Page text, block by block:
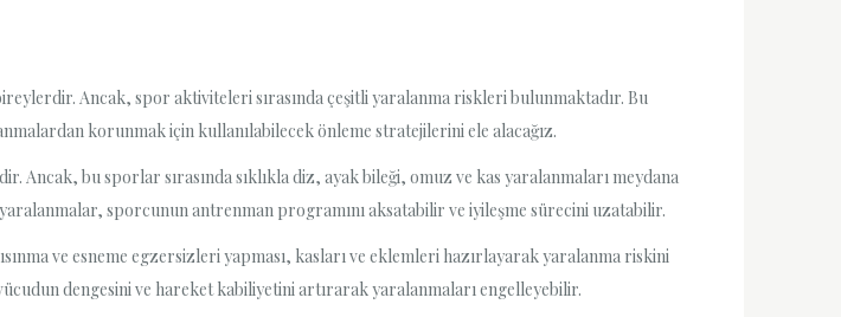
Ancak, spor aktiviteleri sırasında çeşitli yaralanma riskleri bulunmaktadır. Bu
korunmak için kullanılabilecek önleme stratejilerini ele alacağız.
bu sporlar sırasında sıklıkla diz, ayak bileği, omuz ve kas yaralanmaları meydana
sporcunun antrenman programını aksatabilir ve iyileşme sürecini uzatabilir.
ve esneme egzersizleri yapması, kasları ve eklemleri hazırlayarak yaralanma riskini
dengesini ve hareket kabiliyetini artırarak yaralanmaları engelleyebilir.